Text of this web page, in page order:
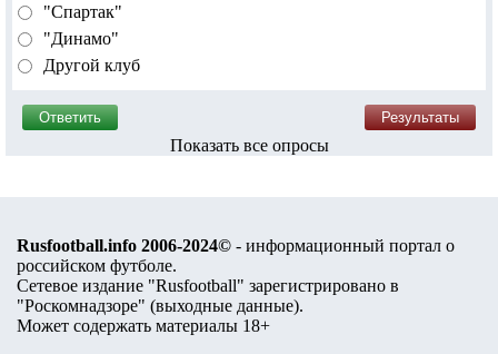
"Спартак"
"Динамо"
Другой клуб
Показать все опросы
Rusfootball.info 2006-2024© - информационный портал о
российском футболе.
Сетевое издание "Rusfootball" зарегистрировано в
"Роскомнадзоре" (выходные данные).
Может содержать материалы 18+